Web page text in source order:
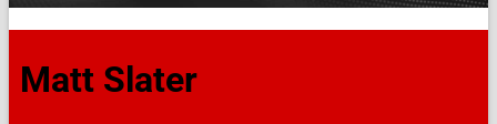
Matt Slater